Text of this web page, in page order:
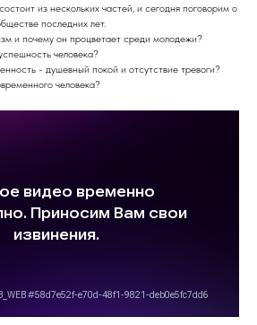
из нескольких частей, и сегодня поговорим о
последних лет.
и почему он процветает среди молодежи?
человека?
- душевный покой и отсутствие тревоги?
человека?